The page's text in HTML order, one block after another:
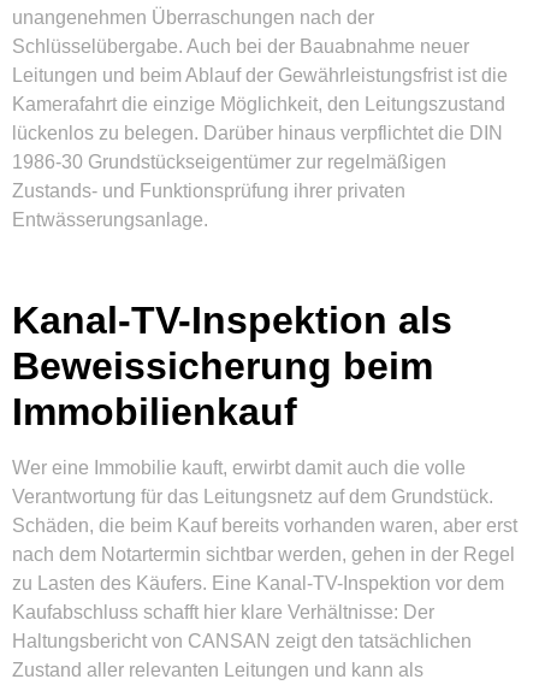
unangenehmen Überraschungen nach der
Schlüsselübergabe. Auch bei der Bauabnahme neuer
Leitungen und beim Ablauf der Gewährleistungsfrist ist die
Kamerafahrt die einzige Möglichkeit, den Leitungszustand
lückenlos zu belegen. Darüber hinaus verpflichtet die DIN
1986-30 Grundstückseigentümer zur regelmäßigen
Zustands- und Funktionsprüfung ihrer privaten
Entwässerungsanlage.
Kanal-TV-Inspektion als
Beweissicherung beim
Immobilienkauf
Wer eine Immobilie kauft, erwirbt damit auch die volle
Verantwortung für das Leitungsnetz auf dem Grundstück.
Schäden, die beim Kauf bereits vorhanden waren, aber erst
nach dem Notartermin sichtbar werden, gehen in der Regel
zu Lasten des Käufers. Eine Kanal-TV-Inspektion vor dem
Kaufabschluss schafft hier klare Verhältnisse: Der
Haltungsbericht von CANSAN zeigt den tatsächlichen
Zustand aller relevanten Leitungen und kann als